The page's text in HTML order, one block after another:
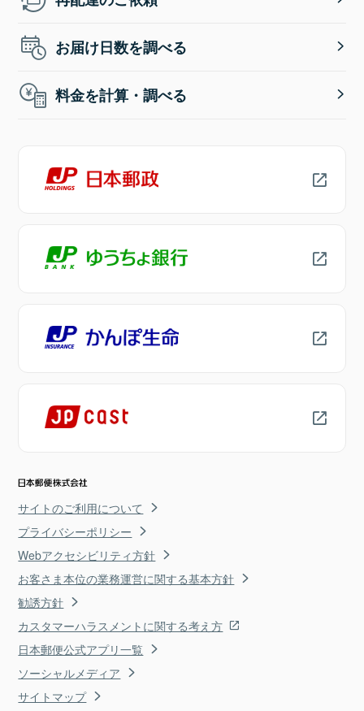
お届け日数を調べる
料金を計算・調べる
サイトのご利用について
プライバシーポリシー
Webアクセシビリティ方針
お客さま本位の業務運営に関する基本方針
勧誘方針
カスタマーハラスメントに関する考え方
日本郵便公式アプリ一覧
ソーシャルメディア
サイトマップ